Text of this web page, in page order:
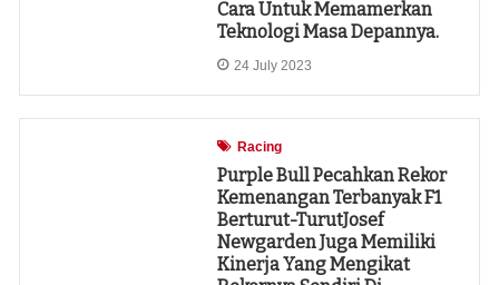
Cara Untuk Memamerkan
Teknologi Masa Depannya.
24 July 2023
Racing
Purple Bull Pecahkan Rekor
Kemenangan Terbanyak F1
Berturut-TurutJosef
Newgarden Juga Memiliki
Kinerja Yang Mengikat